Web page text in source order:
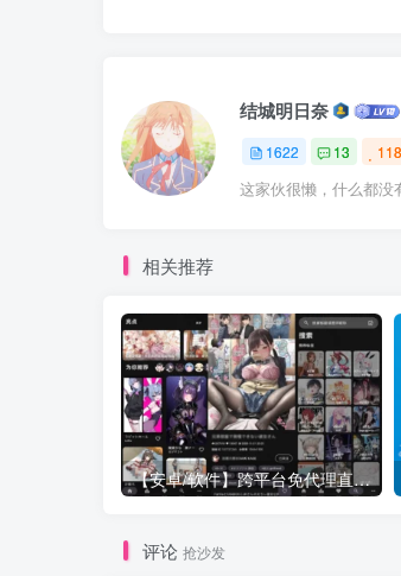
结城明日奈
1622 13 118
这家伙很懒，什么都没
相关推荐
【安卓/软件】跨平台免代理直连P站 Pixez-Flutter V0.9.105 动图 | 以图搜源 | 批量下载 | Pixiv | 漫画 小说 插图
评论 抢沙发